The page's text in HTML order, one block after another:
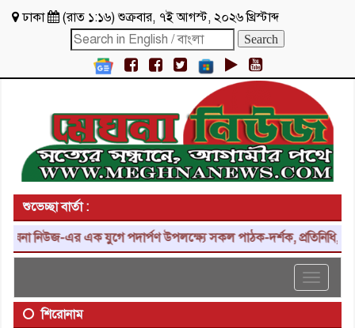
ঢাকা (রাত ১:১৬)শুক্রবার, ৭ই আগস্ট, ২০২৬ খ্রিস্টাব্দ
শুভেচ্ছা বার্তা :
নিউজ-এর এক যুগে পদার্পণ উপলক্ষ্যে সকল পাঠক-দর্শক, প্রতিনিধি,
Toggle
শিরোনাম